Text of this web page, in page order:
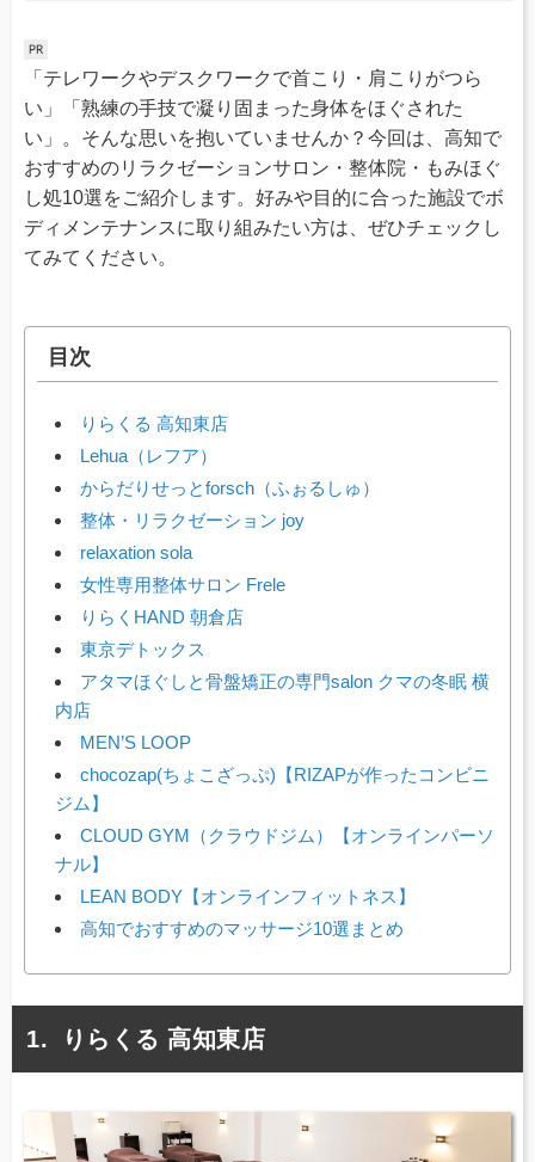
「テレワークやデスクワークで首こり・肩こりがつら
い」「熟練の手技で凝り固まった身体をほぐされた
い」。そんな思いを抱いていませんか？今回は、高知で
おすすめのリラクゼーションサロン・整体院・もみほぐ
し処10選をご紹介します。好みや目的に合った施設でボ
ディメンテナンスに取り組みたい方は、ぜひチェックし
てみてください。
目次
りらくる 高知東店
Lehua（レフア）
からだりせっとforsch（ふぉるしゅ）
整体・リラクゼーション joy
relaxation sola
女性専用整体サロン Frele
りらくHAND 朝倉店
東京デトックス
アタマほぐしと骨盤矯正の専門salon クマの冬眠 横
内店
MEN’S LOOP
chocozap(ちょこざっぷ)【RIZAPが作ったコンビニ
ジム】
CLOUD GYM（クラウドジム）【オンラインパーソ
ナル】
LEAN BODY【オンラインフィットネス】
高知でおすすめのマッサージ10選まとめ
りらくる 高知東店